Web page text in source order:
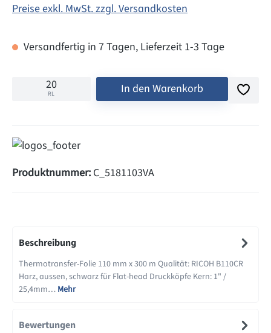
Preise exkl. MwSt. zzgl. Versandkosten
Versandfertig in 7 Tagen, Lieferzeit 1-3 Tage
RL In den Warenkorb
Produktnummer: C_5181103VA
Beschreibung
Thermotransfer-Folie 110 mm x 300 m Qualität: RICOH B110CR
Harz, aussen, schwarz für Flat-head Druckköpfe Kern: 1" /
25,4mm… Mehr
Bewertungen